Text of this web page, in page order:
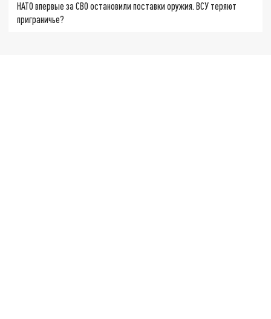
НАТО впервые за СВО остановили поставки оружия. ВСУ теряют
приграничье?